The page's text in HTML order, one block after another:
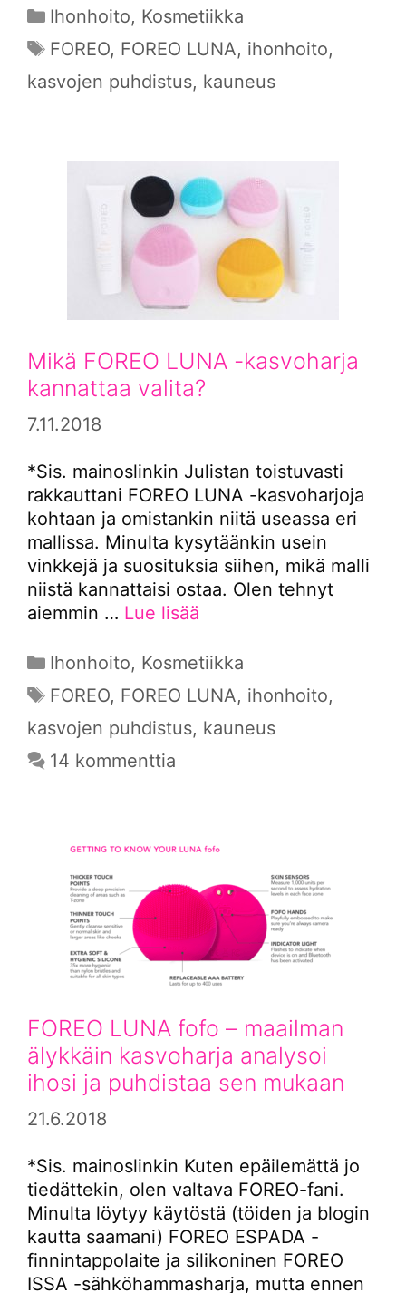
Kategoriat
Ihonhoito, Kosmetiikka
Avainsanat
FOREO, FOREO LUNA, ihonhoito,
kasvojen puhdistus, kauneus
Mikä FOREO LUNA -kasvoharja
kannattaa valita?
7.11.2018
*Sis. mainoslinkin Julistan toistuvasti
rakkauttani FOREO LUNA -kasvoharjoja
kohtaan ja omistankin niitä useassa eri
mallissa. Minulta kysytäänkin usein
vinkkejä ja suosituksia siihen, mikä malli
niistä kannattaisi ostaa. Olen tehnyt
aiemmin … Lue lisää
Kategoriat
Ihonhoito, Kosmetiikka
Avainsanat
FOREO, FOREO LUNA, ihonhoito,
kasvojen puhdistus, kauneus
14 kommenttia
FOREO LUNA fofo – maailman
älykkäin kasvoharja analysoi
ihosi ja puhdistaa sen mukaan
21.6.2018
*Sis. mainoslinkin Kuten epäilemättä jo
tiedättekin, olen valtava FOREO-fani.
Minulta löytyy käytöstä (töiden ja blogin
kautta saamani) FOREO ESPADA -
finnintappolaite ja silikoninen FOREO
ISSA -sähköhammasharja, mutta ennen